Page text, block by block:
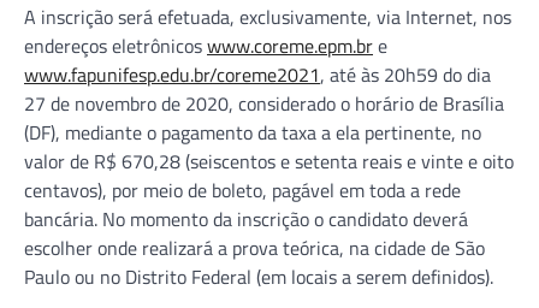
A inscrição será efetuada, exclusivamente, via Internet, nos
endereços eletrônicoswww.coreme.epm.bre
www.fapunifesp.edu.br/coreme2021, até às 20h59 do dia
27 de novembro de 2020, considerado o horário de Brasília
(DF), mediante o pagamento da taxa a ela pertinente, no
valor de R$ 670,28 (seiscentos e setenta reais e vinte e oito
centavos), por meio de boleto, pagável em toda a rede
bancária. No momento da inscrição o candidato deverá
escolher onde realizará a prova teórica, na cidade de São
Paulo ou no Distrito Federal (em locais a serem definidos).